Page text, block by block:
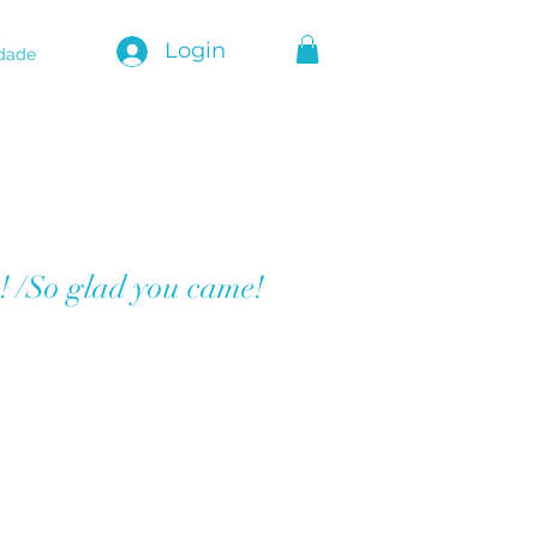
Login
/So glad you came!